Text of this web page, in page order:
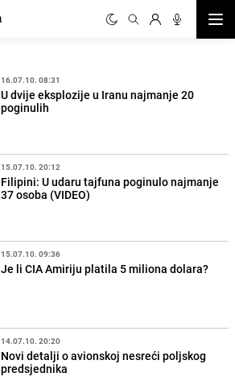
16.07.10. 08:31
U dvije eksplozije u Iranu najmanje 20
poginulih
15.07.10. 20:12
Filipini: U udaru tajfuna poginulo najmanje
37 osoba (VIDEO)
15.07.10. 09:36
Je li CIA Amiriju platila 5 miliona dolara?
14.07.10. 20:20
Novi detalji o avionskoj nesreći poljskog
predsjednika